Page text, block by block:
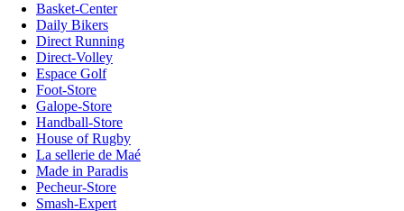
Basket-Center
Daily Bikers
Direct Running
Direct-Volley
Espace Golf
Foot-Store
Galope-Store
Handball-Store
House of Rugby
La sellerie de Maé
Made in Paradis
Pecheur-Store
Smash-Expert